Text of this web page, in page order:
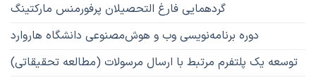
گردهمایی فارغ التحصیلان پرفورمنس مارکتینگ
دوره برنامه‌نویسی وب و هوش‌مصنوعی دانشگاه هاروارد
توسعه یک پلتفرم مرتبط با ارسال مرسولات (مطالعه تحقیقاتی)